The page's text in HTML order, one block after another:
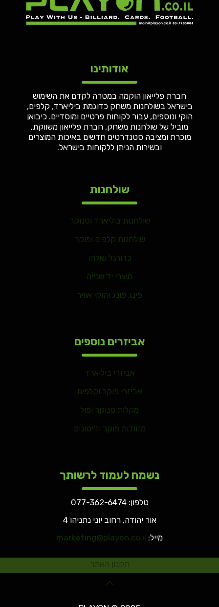
אודותינו
חברת פלייאון הוקמה במטרה לקדם את השימוש
בישראל בשולחנות משחק כדוגמת ביליארד, קלפים,
הוקי ונוספים, עבור לקוחות פרטיים ומוסדיים. כיבואן
מוביל של שולחנות משחק, חברת פלייאון משווקת,
מוכרת ומציבה סטנדרטים חדשים באיכות המוצרים
ובשירות הניתן ללקוחות בישראל.
שולחנות
שולחנות ביליארד וסנוקר
שולחנות קלפים ופוקר
כדורגל שולחן
מוצרי יד שנייה
פינג פונג והוקי אוויר
אביזרים נוספים
אביזרי ביליארד
אביזרי פוקר וקלפים
מקלות סנוקר ופול
מזוודות פוקר וז'יטונים
נשמח לעמוד לרשותך
טלפון:077-362-6474
אור יהודה, רחוב יוני נתניהו 4
מייל: marketing@playon.co.il
תקנון האתר